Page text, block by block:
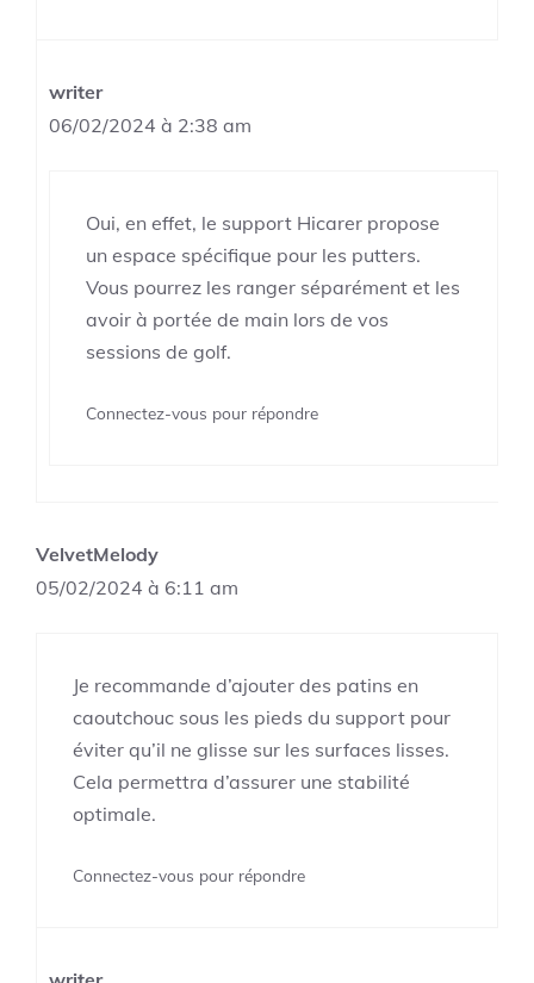
writer
06/02/2024 à 2:38 am
Oui, en effet, le support Hicarer propose
un espace spécifique pour les putters.
Vous pourrez les ranger séparément et les
avoir à portée de main lors de vos
sessions de golf.
Connectez-vous pour répondre
VelvetMelody
05/02/2024 à 6:11 am
Je recommande d’ajouter des patins en
caoutchouc sous les pieds du support pour
éviter qu’il ne glisse sur les surfaces lisses.
Cela permettra d’assurer une stabilité
optimale.
Connectez-vous pour répondre